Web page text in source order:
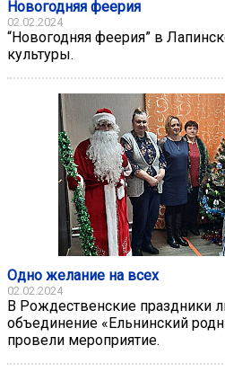
Новогодняя феерия
02.02.2024
“Новогодняя феерия” в
культуры.
Одно желание на всех
02.02.2024
В Рождественские праздники
объединение «Ельнинский
провели мероприятие.